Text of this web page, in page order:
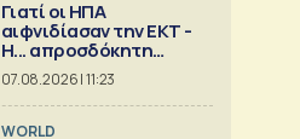
Γιατί οι ΗΠΑ
αιφνιδίασαν την ΕΚΤ -
Η... απροσδόκητη
κίνηση
07.08.2026 | 11:23
WORLD